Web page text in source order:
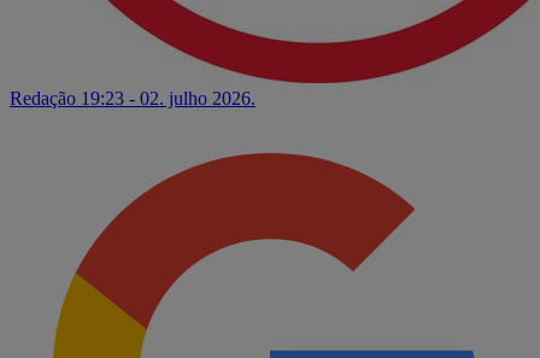
Redação 19:23 - 02. julho 2026.